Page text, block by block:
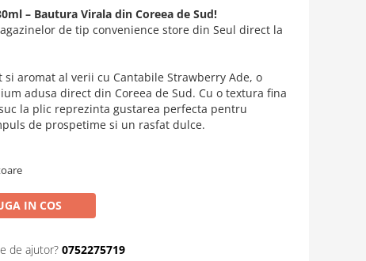
– Bautura Virala din Coreea de Sud!
de tip convenience store din Seul direct la
aromat al verii cu Cantabile Strawberry Ade, o
adusa direct din Coreea de Sud. Cu o textura fina
la plic reprezinta gustarea perfecta pentru
de prospetime si un rasfat dulce.
IN COS
de ajutor? 0752275719